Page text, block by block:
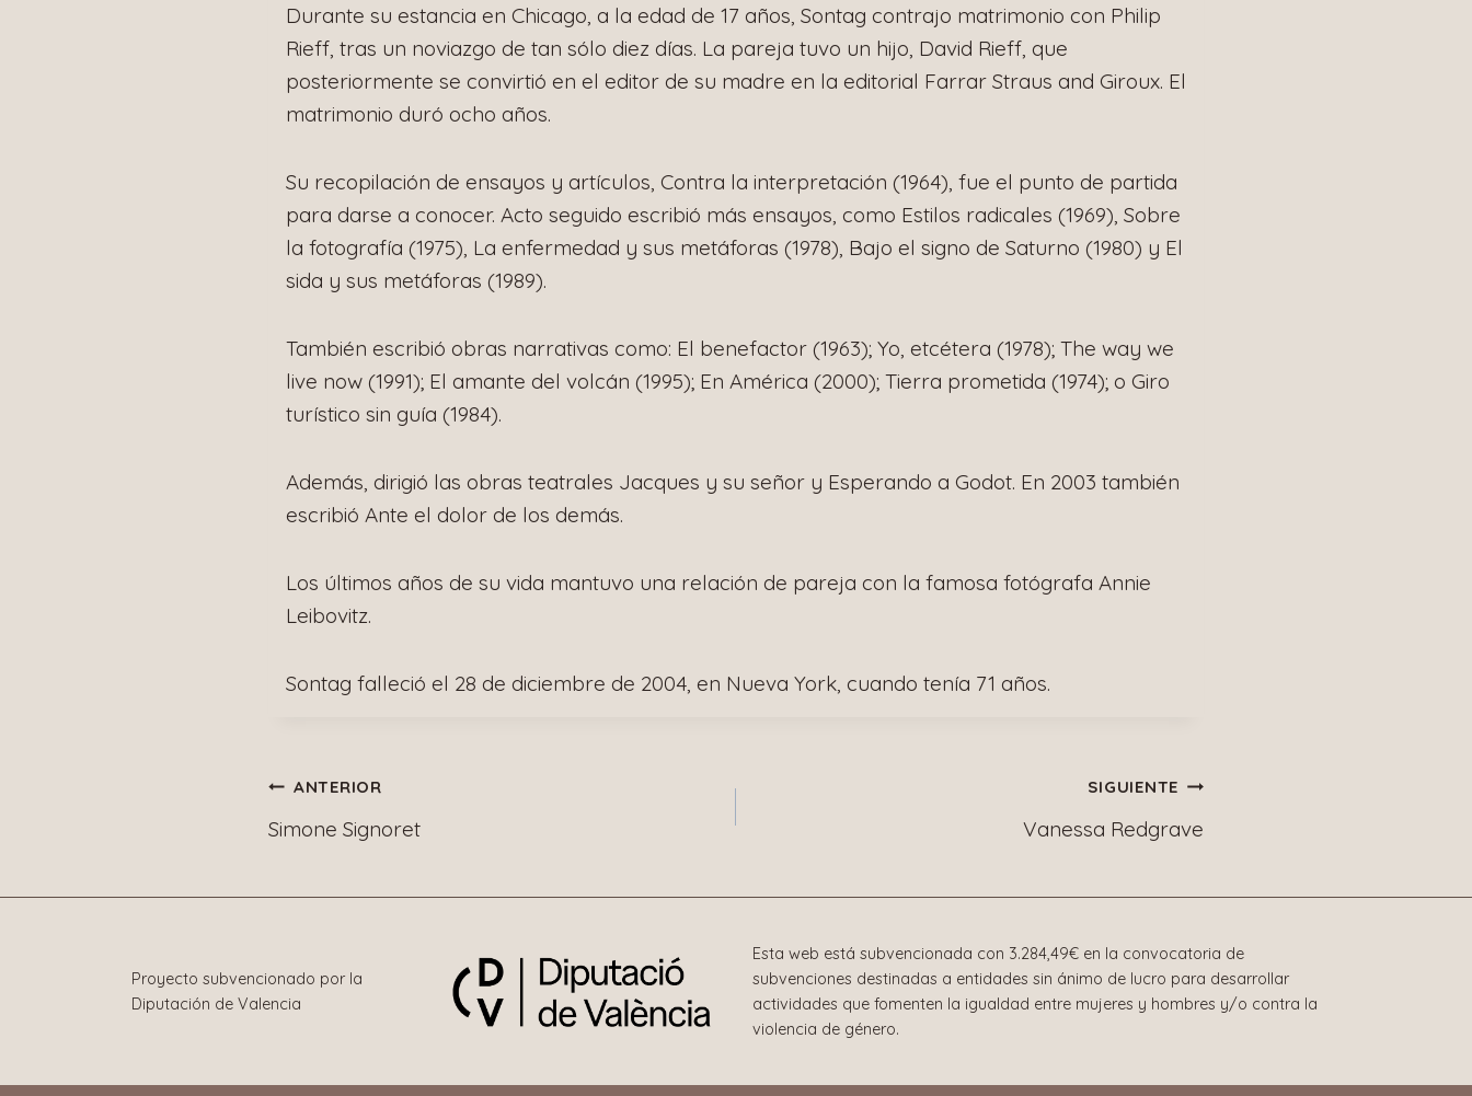
Durante su estancia en Chicago, a la edad de 17 años, Sontag contrajo matrimonio con Philip
Rieff, tras un noviazgo de tan sólo diez días. La pareja tuvo un hijo, David Rieff, que
posteriormente se convirtió en el editor de su madre en la editorial Farrar Straus and Giroux. El
matrimonio duró ocho años.
Su recopilación de ensayos y artículos, Contra la interpretación (1964), fue el punto de partida
para darse a conocer. Acto seguido escribió más ensayos, como Estilos radicales (1969), Sobre
la fotografía (1975), La enfermedad y sus metáforas (1978), Bajo el signo de Saturno (1980) y El
sida y sus metáforas (1989).
También escribió obras narrativas como: El benefactor (1963); Yo, etcétera (1978); The way we
live now (1991); El amante del volcán (1995); En América (2000); Tierra prometida (1974); o Giro
turístico sin guía (1984).
Además, dirigió las obras teatrales Jacques y su señor y Esperando a Godot. En 2003 también
escribió Ante el dolor de los demás.
Los últimos años de su vida mantuvo una relación de pareja con la famosa fotógrafa Annie
Leibovitz.
Sontag falleció el 28 de diciembre de 2004, en Nueva York, cuando tenía 71 años.
Navegación
de
entradas
ANTERIOR
Simone Signoret
SIGUIENTE
Vanessa Redgrave
Proyecto subvencionado por la
Diputación de Valencia
Esta web está subvencionada con 3.284,49€ en la convocatoria de
subvenciones destinadas a entidades sin ánimo de lucro para desarrollar
actividades que fomenten la igualdad entre mujeres y hombres y/o contra la
violencia de género.